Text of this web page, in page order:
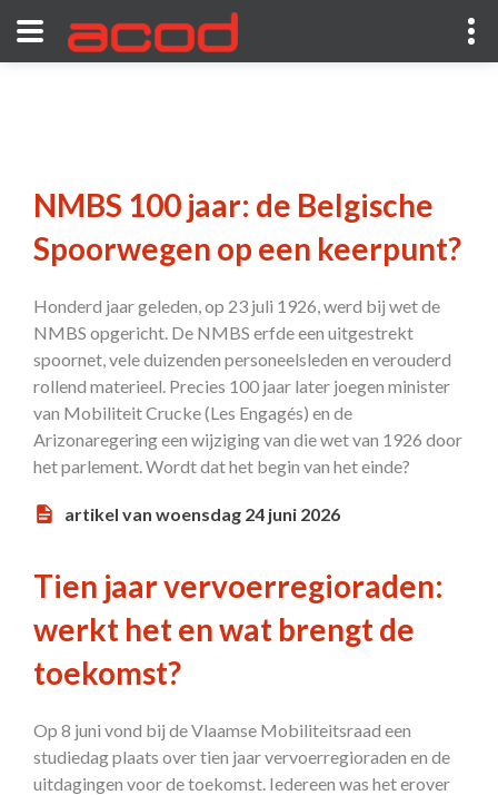
NMBS 100 jaar: de Belgische
Spoorwegen op een keerpunt?
Honderd jaar geleden, op 23 juli 1926, werd bij wet de
NMBS opgericht. De NMBS erfde een uitgestrekt
spoornet, vele duizenden personeelsleden en verouderd
rollend materieel. Precies 100 jaar later joegen minister
van Mobiliteit Crucke (Les Engagés) en de
Arizonaregering een wijziging van die wet van 1926 door
het parlement. Wordt dat het begin van het einde?
artikel van woensdag 24 juni 2026
Tien jaar vervoerregioraden:
werkt het en wat brengt de
toekomst?
Op 8 juni vond bij de Vlaamse Mobiliteitsraad een
studiedag plaats over tien jaar vervoerregioraden en de
uitdagingen voor de toekomst. Iedereen was het erover